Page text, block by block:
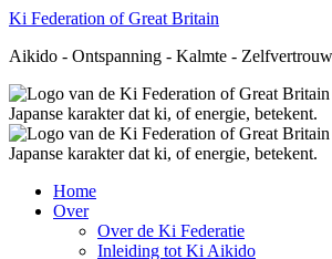
Ki Federation of Great Britain
Aikido - Ontspanning - Kalmte -
Home
Over
Over de Ki Federatie
Inleiding tot Ki Aikido